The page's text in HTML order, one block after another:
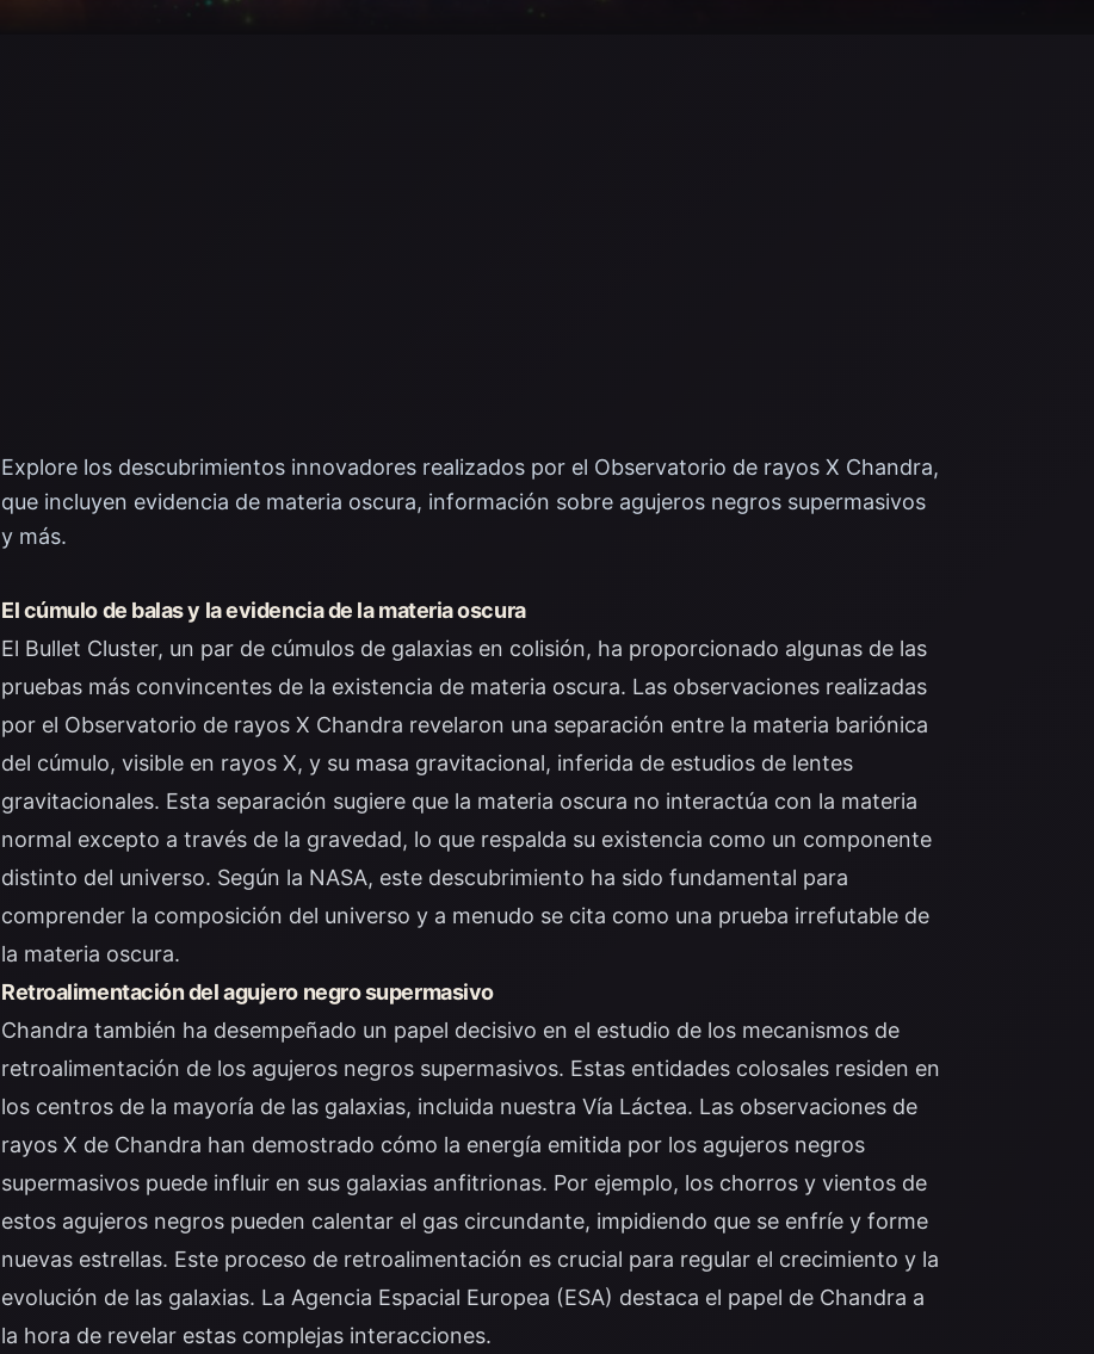
Explore los descubrimientos innovadores realizados por el Observatorio de rayos X Chandra,
que incluyen evidencia de materia oscura, información sobre agujeros negros supermasivos
y más.
El cúmulo de balas y la evidencia de la materia oscura
El Bullet Cluster, un par de cúmulos de galaxias en colisión, ha proporcionado algunas de las
pruebas más convincentes de la existencia de materia oscura. Las observaciones realizadas
por el Observatorio de rayos X Chandra revelaron una separación entre la materia bariónica
del cúmulo, visible en rayos X, y su masa gravitacional, inferida de estudios de lentes
gravitacionales. Esta separación sugiere que la materia oscura no interactúa con la materia
normal excepto a través de la gravedad, lo que respalda su existencia como un componente
distinto del universo. Según la NASA, este descubrimiento ha sido fundamental para
comprender la composición del universo y a menudo se cita como una prueba irrefutable de
la materia oscura.
Retroalimentación del agujero negro supermasivo
Chandra también ha desempeñado un papel decisivo en el estudio de los mecanismos de
retroalimentación de los agujeros negros supermasivos. Estas entidades colosales residen en
los centros de la mayoría de las galaxias, incluida nuestra Vía Láctea. Las observaciones de
rayos X de Chandra han demostrado cómo la energía emitida por los agujeros negros
supermasivos puede influir en sus galaxias anfitrionas. Por ejemplo, los chorros y vientos de
estos agujeros negros pueden calentar el gas circundante, impidiendo que se enfríe y forme
nuevas estrellas. Este proceso de retroalimentación es crucial para regular el crecimiento y la
evolución de las galaxias. La Agencia Espacial Europea (ESA) destaca el papel de Chandra a
la hora de revelar estas complejas interacciones.